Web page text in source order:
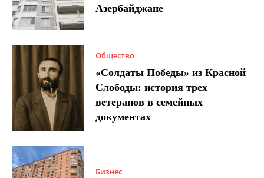
Азербайджане
Общество
«Солдаты Победы» из Красной
Слободы: история трех
ветеранов в семейных
документах
Бизнес